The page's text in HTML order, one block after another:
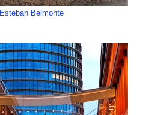
Esteban Belmonte